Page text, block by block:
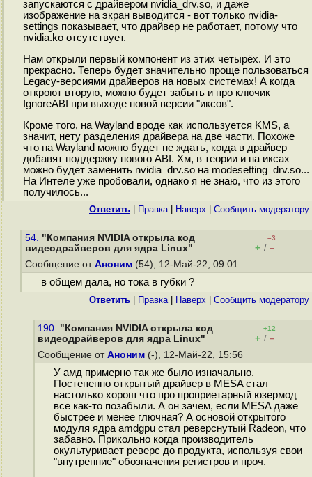
запускаются с драйвером nvidia_drv.so, и даже
изображение на экран выводится - вот только nvidia-
settings показывает, что драйвер не работает, потому что
nvidia.ko отсутствует.
Нам открыли первый компонент из этих четырёх. И это
прекрасно. Теперь будет значительно проще пользоваться
Legacy-версиями драйверов на новых системах! А когда
откроют вторую, можно будет забыть и про ключик
IgnoreABI при выходе новой версии "иксов".
Кроме того, на Wayland вроде как используется KMS, а
значит, нету разделения драйвера на две части. Похоже
что на Wayland можно будет не ждать, когда в драйвер
добавят поддержку нового ABI. Хм, в теории и на иксах
можно будет заменить nvidia_drv.so на modesetting_drv.so...
На Интеле уже пробовали, однако я не знаю, что из этого
получилось...
Ответить Правка| Наверх Cообщить модератору
54. "Компания NVIDIA открыла код
видеодрайверов для ядра Linux"
–3
+ / –
Сообщение от Аноним (54), 12-Май-22, 09:01
в общем дала, но тока в губки ?
Ответить Правка| Наверх Cообщить модератору
190. "Компания NVIDIA открыла код
видеодрайверов для ядра Linux"
+12
+ / –
Сообщение от Аноним (-), 12-Май-22, 15:56
У амд примерно так же было изначально.
Постепенно открытый драйвер в MESA стал
настолько хорош что про проприетарный юзермод
все как-то позабыли. А он зачем, если MESA даже
быстрее и менее глючная? А основой открытого
модуля ядра amdgpu стал реверснутый Radeon, что
забавно. Прикольно когда производитель
окультуривает реверс до продукта, используя свои
"внутренние" обозначения регистров и проч.